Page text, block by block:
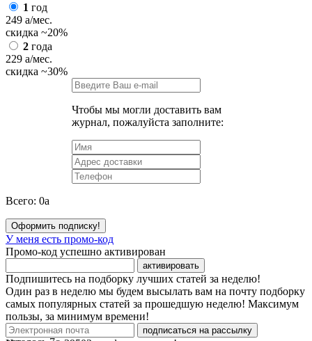
1 год
249 a/мес.
скидка ~20%
2 года
229 a/мес.
скидка ~30%
Чтобы мы могли доставить вам
журнал, пожалуйста заполните:
Всего: 0a
Оформить подписку!
У меня есть промо-код
Промо-код успешно активирован
активировать
Подпишитесь на подборку лучших статей за неделю!
Один раз в неделю мы будем высылать вам на почту подборку
самых популярных статей за прошедшую неделю! Максимум
пользы, за минимум времени!
подписаться на рассылку